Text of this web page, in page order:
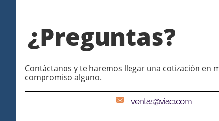
Contáctanos y te haremos llegar una cotización en
compromiso alguno.
¿Preguntas?
 ventas@viacr.com